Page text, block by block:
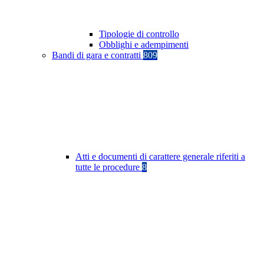
Tipologie di controllo
Obblighi e adempimenti
Bandi di gara e contratti 809
Atti e documenti di carattere generale riferiti a
tutte le procedure 8